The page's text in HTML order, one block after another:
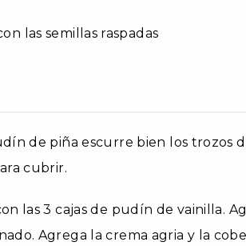
las semillas raspadas
de piña escurre bien los trozos
cubrir.
las 3 cajas de pudín de vainilla.
Agrega la crema agria y la